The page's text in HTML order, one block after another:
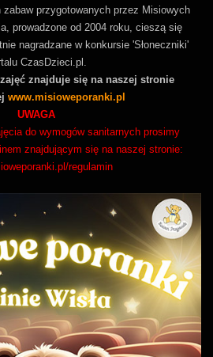
przygotowanych przez Misiowych
prowadzone od 2004 roku, cieszą się
nagradzane w konkursie 'Słoneczniki'
CzasDzieci.pl.
znajduje się na naszej stronie
www.misioweporanki.pl
UWAGA
do wymogów sanitarnych prosimy
znajdującym się na naszej stronie:
regulamin